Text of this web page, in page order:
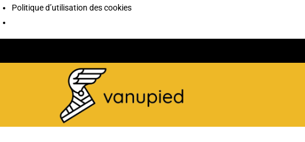
Politique d’utilisation des cookies